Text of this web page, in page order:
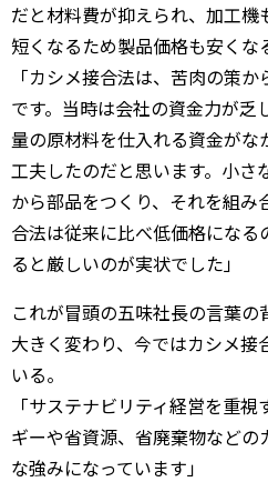
だと材料費が抑えられ、加工機
短くなるため製品価格も安くな
「カシメ接合法は、苦肉の策
です。当時は会社の資金力が乏
量の原材料を仕入れる資金がな
工夫したのだと思います。小さ
から部品をつくり、それを組み
合法は従来に比べ低価格になる
ると厳しいのが実状でした」
これが冒頭の五味社長の言葉
大きく変わり、今ではカシメ接
いる。
「サステナビリティ経営を重
ギーや省資源、省廃棄物などの
な強みになっています」